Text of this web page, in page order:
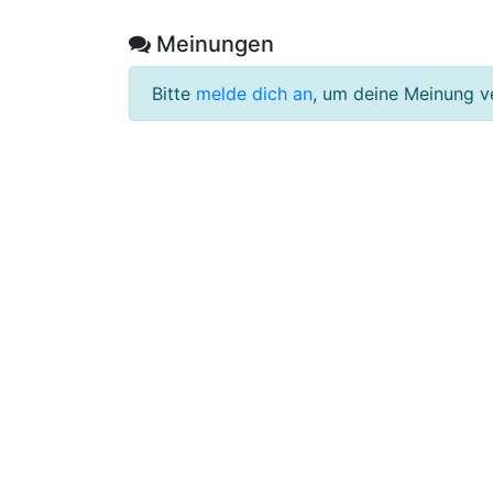
Meinungen
Bitte melde dich an, um deine Meinung